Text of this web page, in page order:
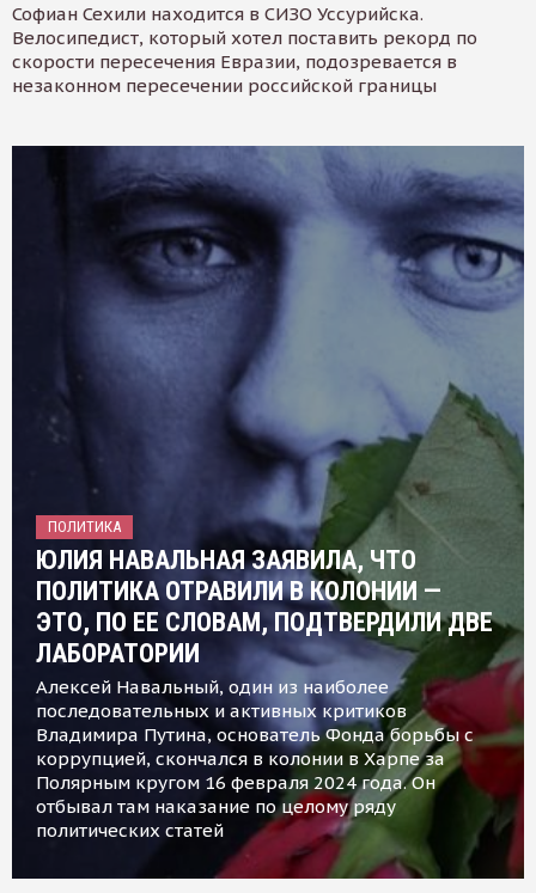
Софиан Сехили находится в СИЗО Уссурийска.
Велосипедист, который хотел поставить рекорд по
скорости пересечения Евразии, подозревается в
незаконном пересечении российской границы
ПОЛИТИКА
ЮЛИЯ НАВАЛЬНАЯ ЗАЯВИЛА, ЧТО
ПОЛИТИКА ОТРАВИЛИ В КОЛОНИИ —
ЭТО, ПО ЕЕ СЛОВАМ, ПОДТВЕРДИЛИ ДВЕ
ЛАБОРАТОРИИ
Алексей Навальный, один из наиболее
последовательных и активных критиков
Владимира Путина, основатель Фонда борьбы с
коррупцией, скончался в колонии в Харпе за
Полярным кругом 16 февраля 2024 года. Он
отбывал там наказание по целому ряду
политических статей